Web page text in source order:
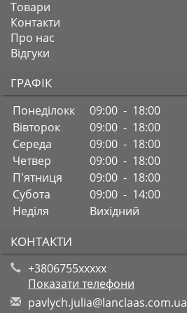
Товари
Контакти
Про нас
Відгуки
ГРАФІК
Понеділокк
09:00 - 18:00
Вівторок
09:00 - 18:00
Середа
09:00 - 18:00
Четвер
09:00 - 18:00
П'ятниця
09:00 - 18:00
Субота
09:00 - 14:00
Неділя
Вихідний
КОНТАКТИ
+3806755xxxxx
Показати телефони
pavlych.julia@lanclaas.com.ua